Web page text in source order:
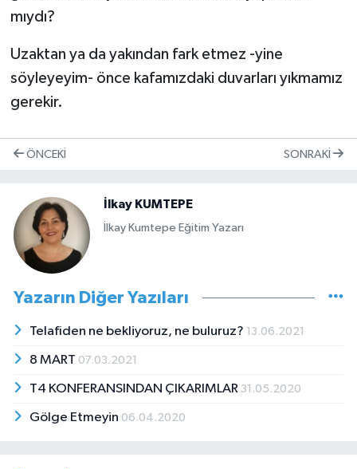
mıydı?
Uzaktan ya da yakından fark etmez -yine
söyleyeyim- önce kafamızdaki duvarları yıkmamız
gerekir.
ÖNCEKI SONRAKI
İlkay KUMTEPE
İlkay Kumtepe Eğitim Yazarı
Yazarın Diğer Yazıları
Telafiden ne bekliyoruz, ne buluruz? 13.06.2021
8 MART 07.03.2021
T4 KONFERANSINDAN ÇIKARIMLAR 31.05.2020
Gölge Etmeyin 06.04.2020